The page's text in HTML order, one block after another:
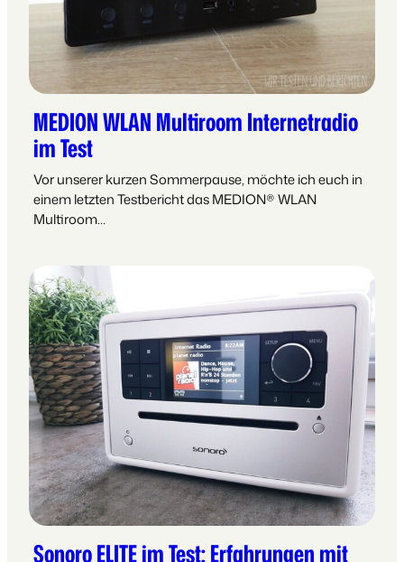
MEDION WLAN Multiroom Internetradio
im Test
Vor unserer kurzen Sommerpause, möchte ich euch in
einem letzten Testbericht das MEDION® WLAN
Multiroom…
Sonoro ELITE im Test: Erfahrungen mit